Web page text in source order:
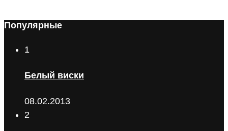
Популярные
1
Белый виски
08.02.2013
2